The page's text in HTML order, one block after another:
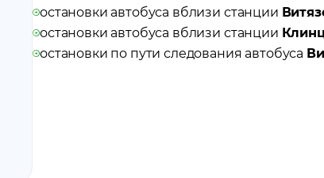
остановки автобуса вблизи станции
остановки автобуса вблизи станции
остановки по пути следования автобуса